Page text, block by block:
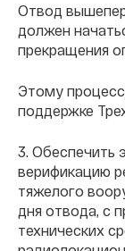
Отвод
должен
прекращения
Этому
поддержке
3. Обеспечить
верификацию
тяжелого
дня отвода, с
технических